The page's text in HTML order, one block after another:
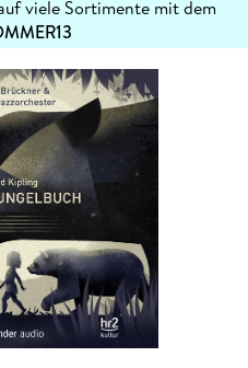
viele Sortimente mit dem